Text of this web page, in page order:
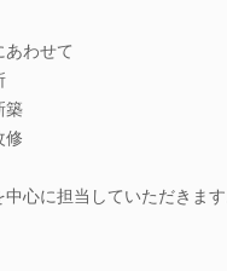
あわせて
築
修
心に担当していただきます